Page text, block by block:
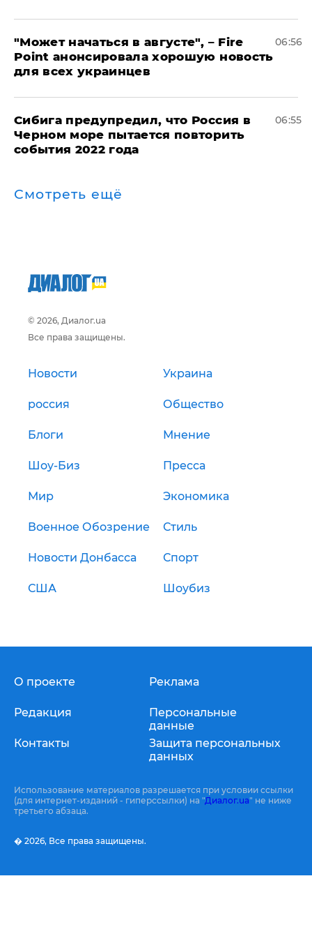
"Может начаться в августе", – Fire
Point анонсировала хорошую новость
для всех украинцев
06:56
Сибига предупредил, что Россия в
Черном море пытается повторить
события 2022 года
06:55
Смотреть ещё
© 2026, Диалог.ua
Все права защищены.
Новости Украина
россия Общество
Блоги Мнение
Шоу-Биз Пресса
Мир Экономика
Военное Обозрение Стиль
Новости Донбасса Спорт
США Шоубиз
О проекте
Редакция
Контакты
Реклама
Персональные
данные
Защита персональных
данных
Использование материалов разрешается при условии ссылки
(для интернет-изданий - гиперссылки) на "Диалог.ua" не ниже
третьего абзаца.
� 2026, Все права защищены.